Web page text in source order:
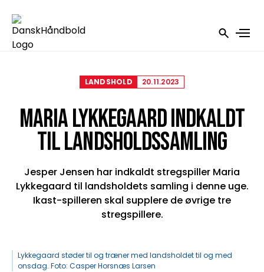
LANDSHOLD 20.11.2023
MARIA LYKKEGAARD INDKALDT
TIL LANDSHOLDSSAMLING
Jesper Jensen har indkaldt stregspiller Maria
Lykkegaard til landsholdets samling i denne uge.
Ikast-spilleren skal supplere de øvrige tre
stregspillere.
Lykkegaard støder til og træner med landsholdet til og med
onsdag. Foto: Casper Horsnæs Larsen